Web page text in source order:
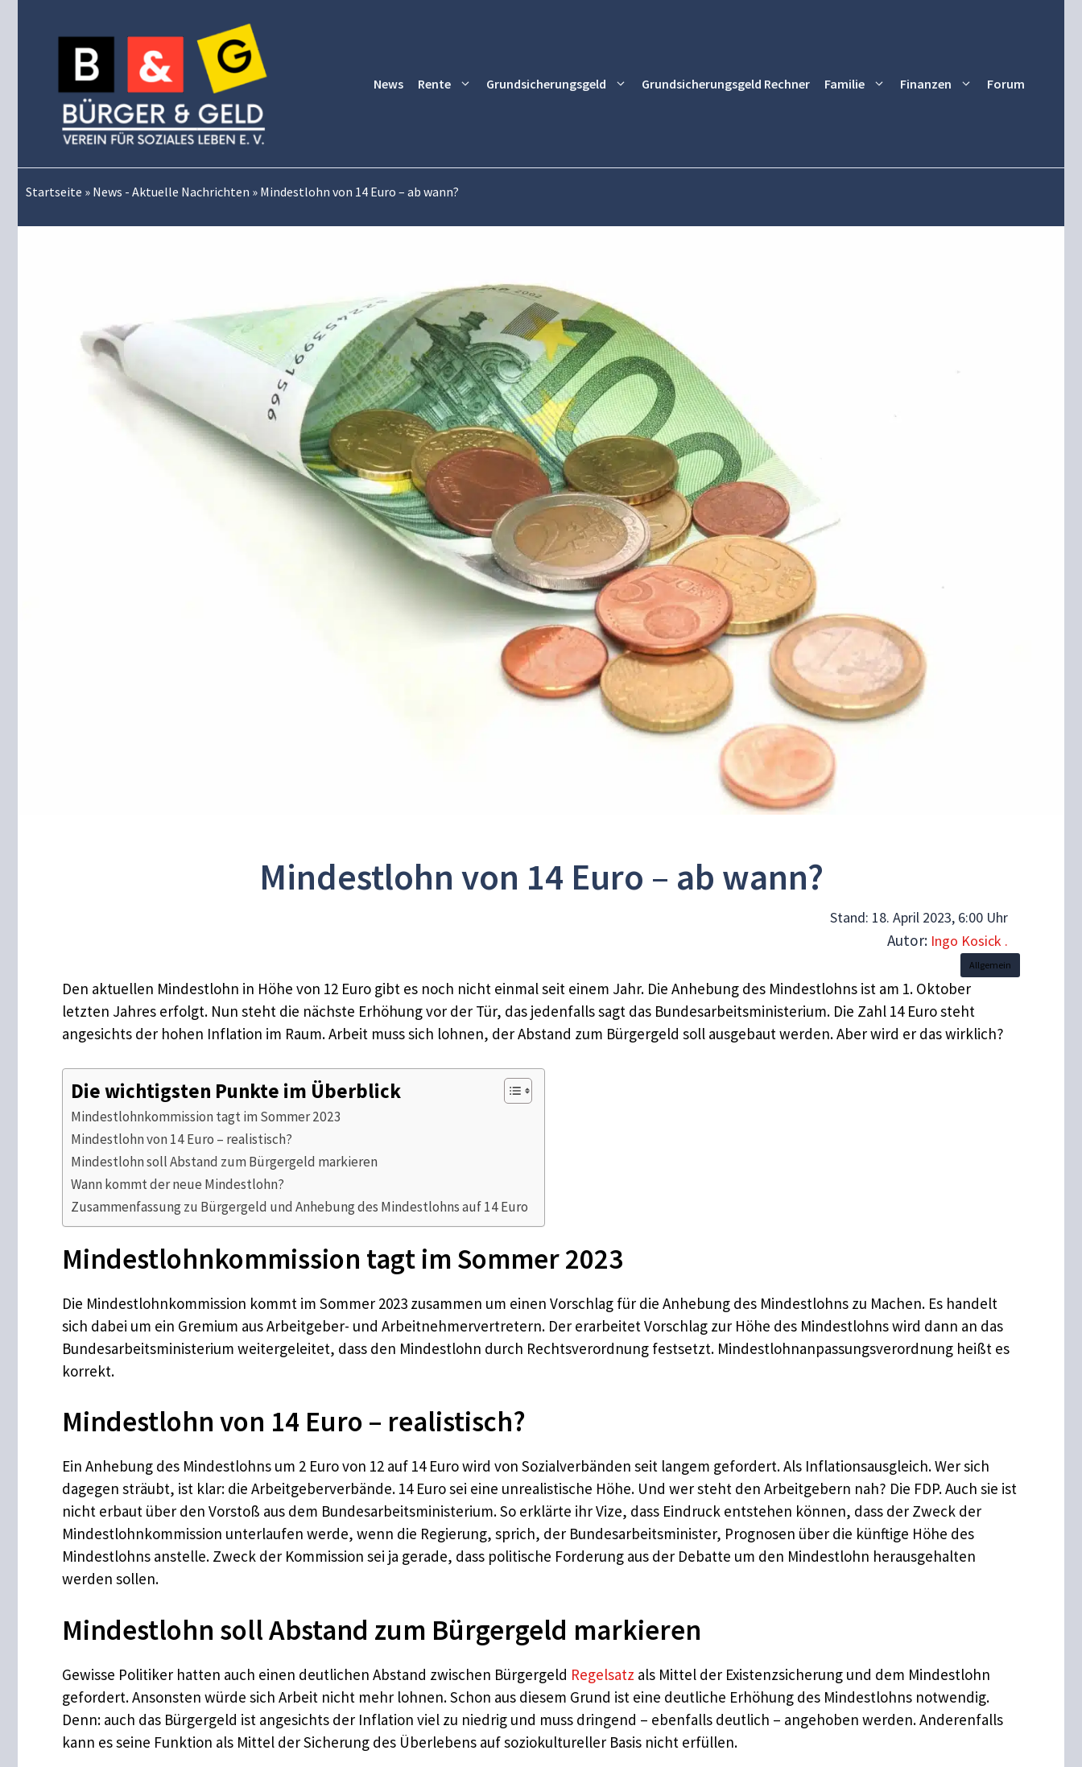
News Rente Grundsicherungsgeld Grundsicherungsgeld Rechner Familie Finanzen Forum
Startseite » News - Aktuelle Nachrichten » Mindestlohn von 14 Euro – ab wann?
Mindestlohn von 14 Euro – ab wann?
Stand: 18. April 2023, 6:00 Uhr
Autor: Ingo Kosick .
Allgemein
Den aktuellen Mindestlohn in Höhe von 12 Euro gibt es noch nicht einmal seit einem Jahr. Die Anhebung des Mindestlohns ist am 1. Oktober
letzten Jahres erfolgt. Nun steht die nächste Erhöhung vor der Tür, das jedenfalls sagt das Bundesarbeitsministerium. Die Zahl 14 Euro steht
angesichts der hohen Inflation im Raum. Arbeit muss sich lohnen, der Abstand zum Bürgergeld soll ausgebaut werden. Aber wird er das wirklich?
Die wichtigsten Punkte im Überblick
Mindestlohnkommission tagt im Sommer 2023
Mindestlohn von 14 Euro – realistisch?
Mindestlohn soll Abstand zum Bürgergeld markieren
Wann kommt der neue Mindestlohn?
Zusammenfassung zu Bürgergeld und Anhebung des Mindestlohns auf 14 Euro
Mindestlohnkommission tagt im Sommer 2023
Die Mindestlohnkommission kommt im Sommer 2023 zusammen um einen Vorschlag für die Anhebung des Mindestlohns zu Machen. Es handelt
sich dabei um ein Gremium aus Arbeitgeber- und Arbeitnehmervertretern. Der erarbeitet Vorschlag zur Höhe des Mindestlohns wird dann an das
Bundesarbeitsministerium weitergeleitet, dass den Mindestlohn durch Rechtsverordnung festsetzt. Mindestlohnanpassungsverordnung heißt es
korrekt.
Mindestlohn von 14 Euro – realistisch?
Ein Anhebung des Mindestlohns um 2 Euro von 12 auf 14 Euro wird von Sozialverbänden seit langem gefordert. Als Inflationsausgleich. Wer sich
dagegen sträubt, ist klar: die Arbeitgeberverbände. 14 Euro sei eine unrealistische Höhe. Und wer steht den Arbeitgebern nah? Die FDP. Auch sie ist
nicht erbaut über den Vorstoß aus dem Bundesarbeitsministerium. So erklärte ihr Vize, dass Eindruck entstehen können, dass der Zweck der
Mindestlohnkommission unterlaufen werde, wenn die Regierung, sprich, der Bundesarbeitsminister, Prognosen über die künftige Höhe des
Mindestlohns anstelle. Zweck der Kommission sei ja gerade, dass politische Forderung aus der Debatte um den Mindestlohn herausgehalten
werden sollen.
Mindestlohn soll Abstand zum Bürgergeld markieren
Gewisse Politiker hatten auch einen deutlichen Abstand zwischen Bürgergeld Regelsatz als Mittel der Existenzsicherung und dem Mindestlohn
gefordert. Ansonsten würde sich Arbeit nicht mehr lohnen. Schon aus diesem Grund ist eine deutliche Erhöhung des Mindestlohns notwendig.
Denn: auch das Bürgergeld ist angesichts der Inflation viel zu niedrig und muss dringend – ebenfalls deutlich – angehoben werden. Anderenfalls
kann es seine Funktion als Mittel der Sicherung des Überlebens auf soziokultureller Basis nicht erfüllen.